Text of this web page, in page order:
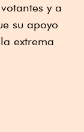
y a
su apoyo
extrema